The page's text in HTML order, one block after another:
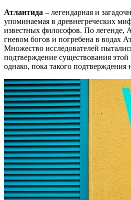
Атлантида – легендарная и
упоминаемая в древнегреческих
известных философов. По легенде,
гневом богов и погребена в водах
Множество исследователей
подтверждение существования
однако, пока такого подтверждения